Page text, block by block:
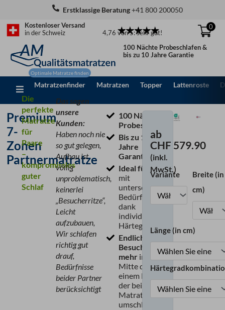
springen
Erstklassige Beratung+41 800 200050
Kostenloser Versand
in der Schweiz
4,76 von 5: sehr gut!
0
100 Nächte Probeschlafen &
bis zu 10 Jahre Garantie
Matratzenfinder Matratzen Topper Lattenroste
Premium
7-
Zonen
Partnermatratze
Die
perfekte
Matratze
für
Paare
–
kompromisslos
guter
Schlaf
Das sagen
unsere
Kunden:
Haben noch nie
so gut gelegen,
Aufbau ist
völlig
unproblematisch,
keinerlei
„Besucherritze“,
Leicht
aufzubauen,
Wir schlafen
richtig gut
drauf,
Bedürfnisse
beider Partner
berücksichtigt
100 Nächte
Probeschlafen
Bis zu 10
Jahre
Garantie
Ideal für Paare
mit
unterschiedlichen
Bedürfnissen
dank
individuellen
Härtegraden
Endlich keine
Besucherritze
mehr in der
Mitte dank
einem Bezug,
der beide
Matratzenkerne
umschließt
ab
CHF 579.90
(inkl.
MwSt.)
Variante
Breite (in
cm)
Länge (in cm)
Premium
7-
Zonen
Partnermatratze